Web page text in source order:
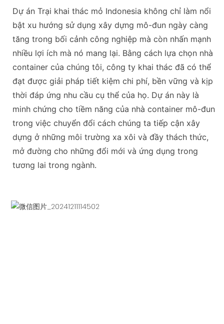
Dự án Trại khai thác mỏ Indonesia không chỉ làm nổi
bật xu hướng sử dụng xây dựng mô-đun ngày càng
tăng trong bối cảnh công nghiệp mà còn nhấn mạnh
nhiều lợi ích mà nó mang lại. Bằng cách lựa chọn nhà
container của chúng tôi, công ty khai thác đã có thể
đạt được giải pháp tiết kiệm chi phí, bền vững và kịp
thời đáp ứng nhu cầu cụ thể của họ. Dự án này là
minh chứng cho tiềm năng của nhà container mô-đun
trong việc chuyển đổi cách chúng ta tiếp cận xây
dựng ở những môi trường xa xôi và đầy thách thức,
mở đường cho những đổi mới và ứng dụng trong
tương lai trong ngành.